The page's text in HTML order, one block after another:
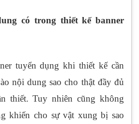
có trong thiết kế banner
tuyển dụng khi thiết kế cần
nội dung sao cho thật đầy đủ
thiết. Tuy nhiên cũng không
khiến cho sự vật xung bị sao